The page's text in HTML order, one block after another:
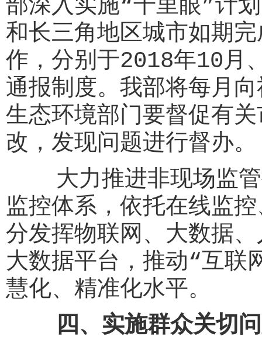
部深入实施“千里眼”计
和长三角地区城市如期
作，分别于2018年10月
通报制度。我部将每月
生态环境部门要督促有
改，发现问题进行督办。
大力推进非现场监管
监控体系，依托在线监
分发挥物联网、大数据
大数据平台，推动“互联
慧化、精准化水平。
四、实施群众关切